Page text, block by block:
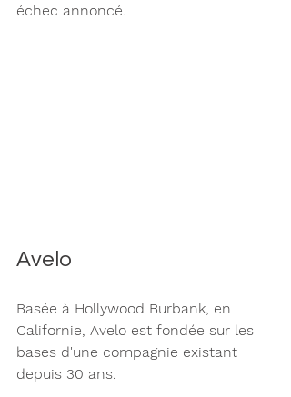
échec annoncé.
Avelo
Basée à Hollywood Burbank, en
Californie, Avelo est fondée sur les
bases d'une compagnie existant
depuis 30 ans.